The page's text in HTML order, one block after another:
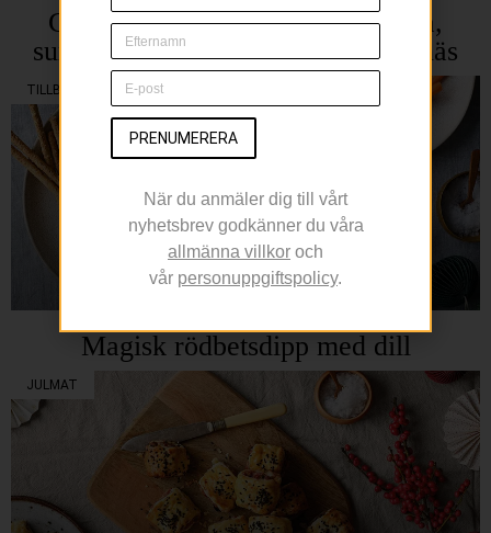
Gin-­gravad lax med grillad gurka,
surdegssmulor och ramslökmajonnäs
TILLBEHÖR
Magisk rödbetsdipp med dill
JULMAT
PRENUMERERA
När du anmäler dig till vårt
nyhetsbrev godkänner du våra
allmänna villkor och
vår personuppgiftspolicy.